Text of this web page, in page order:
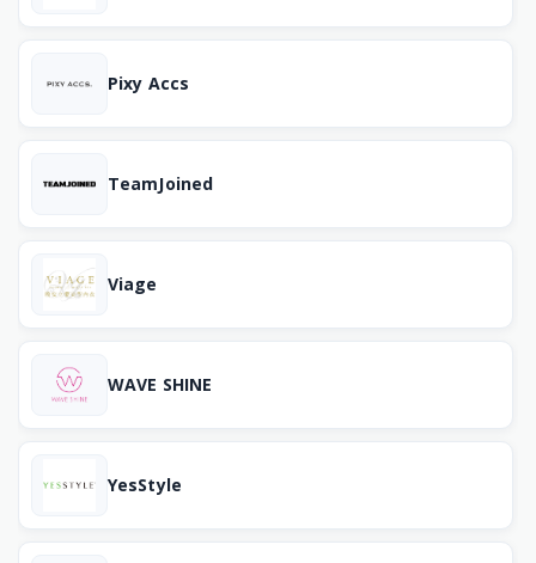
Pixy Accs
TeamJoined
Viage
WAVE SHINE
YesStyle